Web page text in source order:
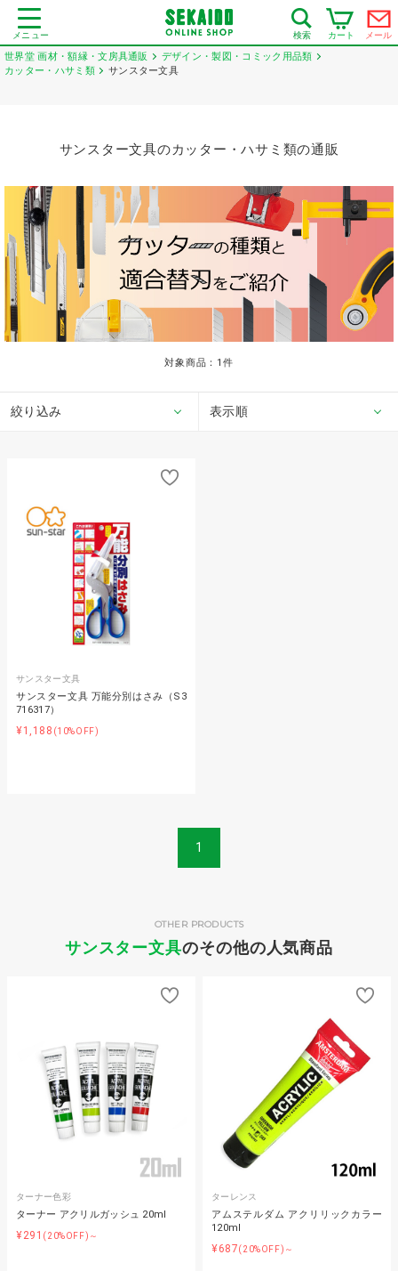
メニュー 検索 カート メール
世界堂 画材・額縁・文房具通販
デザイン・製図・コミック用品類
カッター・ハサミ類
サンスター文具
サンスター文具のカッター・ハサミ類の通販
対象商品： 1 件
絞り込み 表示順
サンスター文具
サンスター文具 万能分別はさみ（S3
716317）
¥1,188 (10%OFF)
1
サンスター文具のその他の人気商品
OTHER PRODUCTS
ターナー色彩
ターナー アクリルガッシュ 20ml
¥291 (20%OFF)～
ターレンス
アムステルダム アクリリックカラー
120ml
¥687(20%OFF)～